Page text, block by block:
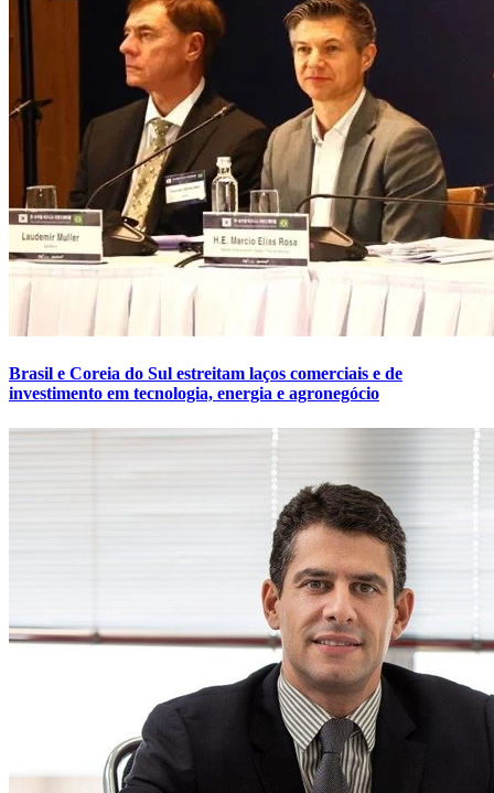
Brasil e Coreia do Sul estreitam laços comerciais e de
investimento em tecnologia, energia e agronegócio